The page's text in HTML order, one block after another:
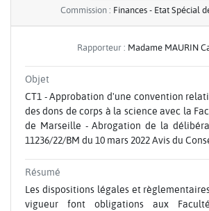
Commission : Finances - Etat Spécial
Rapporteur : Madame MAURIN
Objet
CT1 - Approbation d'une convention
des dons de corps à la science avec la
de Marseille - Abrogation de la
11236/22/BM du 10 mars 2022 Avis du
Résumé
Les dispositions légales et
vigueur font obligations aux